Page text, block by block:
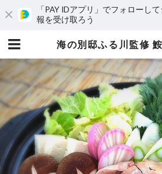
「PAY IDアプリ」でフォローし
報を受け取ろう